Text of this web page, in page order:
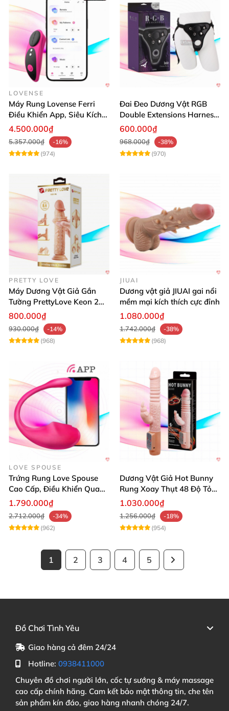
LOVENSE
Máy Rung Lovense Ferri
Điều Khiển App, Siêu Kích
Thích, An Toàn
4.500.000₫
5.357.000₫
-16%
(974)
Đai Đeo Dương Vật RGB
Double Extensions Harness
Hấp Dẫn Đầy Cảm Xúc
600.000₫
968.000₫
-38%
(970)
PRETTY LOVE
Máy Dương Vật Giả Gắn
Tường PrettyLove Keon 2
Lớp Da Siêu Thật
800.000₫
930.000₫
-14%
(968)
JIUAI
Dương vật giả JIUAI gai nổi
mềm mại kích thích cực đỉnh
1.080.000₫
1.742.000₫
-38%
(968)
LOVE SPOUSE
Trứng Rung Love Spouse
Cao Cấp, Điều Khiển Qua
App, Tình Yêu Sôi Động
1.790.000₫
2.712.000₫
-34%
(962)
Dương Vật Giả Hot Bunny
Rung Xoay Thụt 48 Độ Tỏa
Nhiệt
1.030.000₫
1.256.000₫
-18%
(954)
1 2 3 4 5
Đồ Chơi Tình Yêu
Giao hàng cả đêm 24/24
Hotline: 0938411000
Chuyên đồ chơi người lớn, cốc tự sướng & máy massage
cao cấp chính hãng. Cam kết bảo mật thông tin, che tên
sản phẩm kín đáo, giao hàng nhanh chóng 24/7.